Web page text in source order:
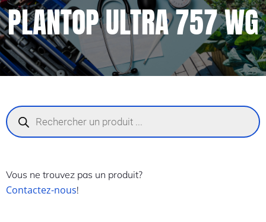
PLANTOP ULTRA 757 WG
Recherche
de
produits
Vous ne trouvez pas un produit?
Contactez-nous!